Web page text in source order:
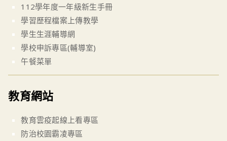
112學年度一年級新生手冊
學習歷程檔案上傳教學
學生生涯輔導網
學校申訴專區(輔導室)
午餐菜單
教育網站
教育雲疫起線上看專區
防治校園霸凌專區